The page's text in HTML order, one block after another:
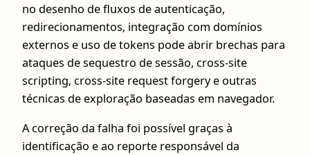
no desenho de fluxos de autenticação,
redirecionamentos, integração com domínios
externos e uso de tokens pode abrir brechas para
ataques de sequestro de sessão, cross-site
scripting, cross-site request forgery e outras
técnicas de exploração baseadas em navegador.
A correção da falha foi possível graças à
identificação e ao reporte responsável da